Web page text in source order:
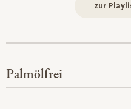
zur
Palmölfrei